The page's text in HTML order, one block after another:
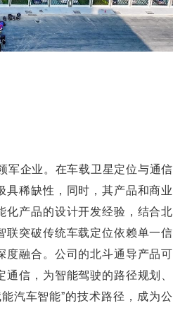
军企业。在车载卫星定位与通信
具稀缺性，同时，其产品和商业
化产品的设计开发经验，结合北
联突破传统车载定位依赖单一信
融合。公司的北斗通导产品可
信，为智能驾驶的路径规划、
汽车智能”的技术路径，成为公